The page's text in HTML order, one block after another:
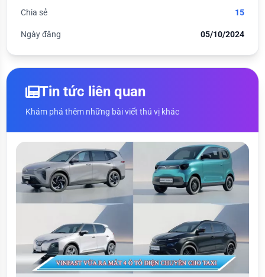
Chia sẻ 15
Ngày đăng 05/10/2024
Tin tức liên quan
Khám phá thêm những bài viết thú vị khác